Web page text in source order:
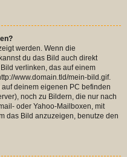
werden. Wenn die
du das Bild auch direkt
verlinken, das auf einem
www.domain.tld/mein-bild.gif.
deinem eigenen PC befinden
noch zu Bildern, die nur nach
oder Yahoo-Mailboxen, mit
das Bild anzuzeigen, benutze den